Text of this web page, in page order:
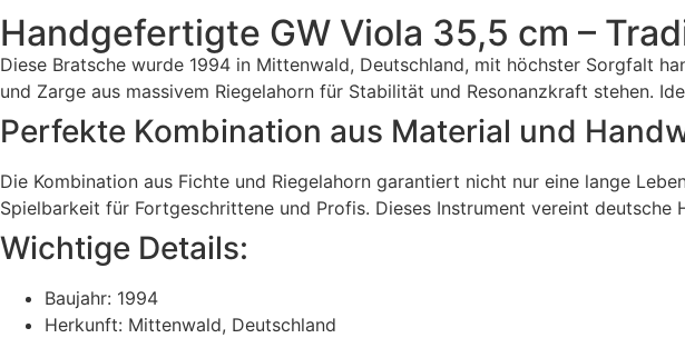
Handgefertigte GW Viola 35,5 cm –
Diese Bratsche wurde 1994 in Mittenwald, Deutschland, mit höchster Sorgfalt
und Zarge aus massivem Riegelahorn für Stabilität und Resonanzkraft stehen.
Perfekte Kombination aus Material und
Die Kombination aus Fichte und Riegelahorn garantiert nicht nur eine lange
Spielbarkeit für Fortgeschrittene und Profis. Dieses Instrument vereint deutsche
Wichtige Details:
Baujahr: 1994
Herkunft: Mittenwald, Deutschland